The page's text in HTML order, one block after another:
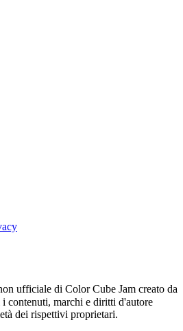
ufficiale di Color Cube Jam creato da
contenuti, marchi e diritti d'autore
dei rispettivi proprietari.